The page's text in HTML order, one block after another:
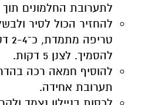
לתערובת החלמונים
להחזיר הכול לסיר
להסמיך. לצנן 5 דקות.
להוסיף חמאה רכה
תערובת אחידה.